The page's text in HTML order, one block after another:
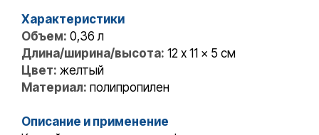
Характеристики
Объем: 0,36 л
Длина/ширина/высота: 12 x 11 x 5 cм
Цвет: желтый
Материал: полипропилен
Описание и применение